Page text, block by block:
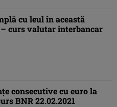
cu leul în această
curs valutar interbancar
consecutive cu euro la
BNR 22.02.2021